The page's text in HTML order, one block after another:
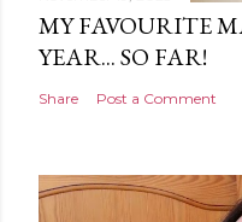
MY FAVOURITE
YEAR... SO FAR!
Share Post a Comment